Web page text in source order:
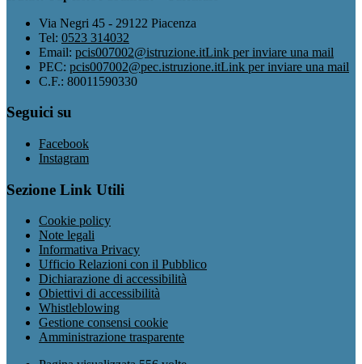
Via Negri 45 - 29122 Piacenza
Tel: 0523 314032
Email: pcis007002@istruzione.itLink per inviare una mail
PEC: pcis007002@pec.istruzione.itLink per inviare una mail
C.F.: 80011590330
Seguici su
Facebook
Instagram
Sezione Link Utili
Cookie policy
Note legali
Informativa Privacy
Ufficio Relazioni con il Pubblico
Dichiarazione di accessibilità
Obiettivi di accessibilità
Whistleblowing
Gestione consensi cookie
Amministrazione trasparente